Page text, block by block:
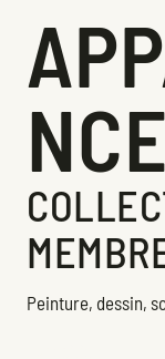
NCE
Peinture, dessin,